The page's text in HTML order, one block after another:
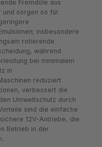
Fremdöle aus
und sorgen so für
insbesondere
rotierende
während
bei minimalem
in
reduziert
verbessert die
Umweltschutz durch
sind die einfache
12V-Antriebe, die
Betrieb in der